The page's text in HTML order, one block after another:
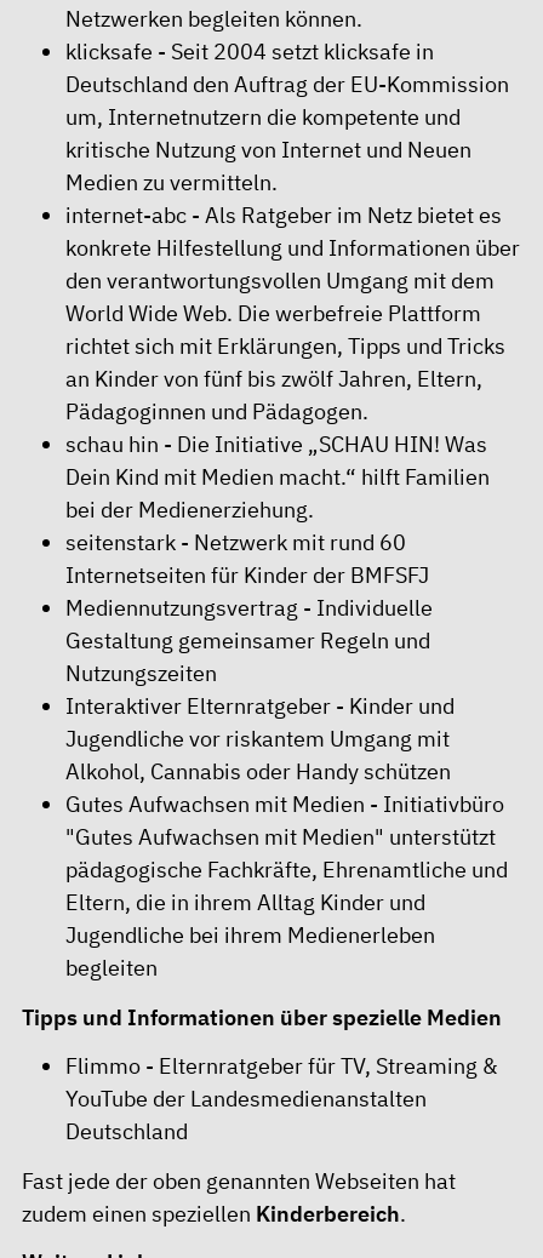
Netzwerken begleiten können.
klicksafe - Seit 2004 setzt klicksafe in
Deutschland den Auftrag der EU-Kommission
um, Internetnutzern die kompetente und
kritische Nutzung von Internet und Neuen
Medien zu vermitteln.
internet-abc - Als Ratgeber im Netz bietet es
konkrete Hilfestellung und Informationen über
den verantwortungsvollen Umgang mit dem
World Wide Web. Die werbefreie Plattform
richtet sich mit Erklärungen, Tipps und Tricks
an Kinder von fünf bis zwölf Jahren, Eltern,
Pädagoginnen und Pädagogen.
schau hin - Die Initiative „SCHAU HIN! Was
Dein Kind mit Medien macht.“ hilft Familien
bei der Medienerziehung.
seitenstark - Netzwerk mit rund 60
Internetseiten für Kinder der BMFSFJ
Mediennutzungsvertrag - Individuelle
Gestaltung gemeinsamer Regeln und
Nutzungszeiten
Interaktiver Elternratgeber - Kinder und
Jugendliche vor riskantem Umgang mit
Alkohol, Cannabis oder Handy schützen
Gutes Aufwachsen mit Medien - Initiativbüro
"Gutes Aufwachsen mit Medien" unterstützt
pädagogische Fachkräfte, Ehrenamtliche und
Eltern, die in ihrem Alltag Kinder und
Jugendliche bei ihrem Medienerleben
begleiten
Tipps und Informationen über spezielle Medien
Flimmo - Elternratgeber für TV, Streaming &
YouTube der Landesmedienanstalten
Deutschland
Fast jede der oben genannten Webseiten hat
zudem einen speziellen Kinderbereich.